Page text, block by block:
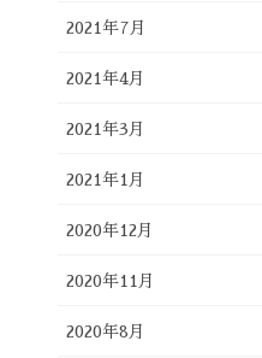
2021年7月
2021年4月
2021年3月
2021年1月
2020年12月
2020年11月
2020年8月